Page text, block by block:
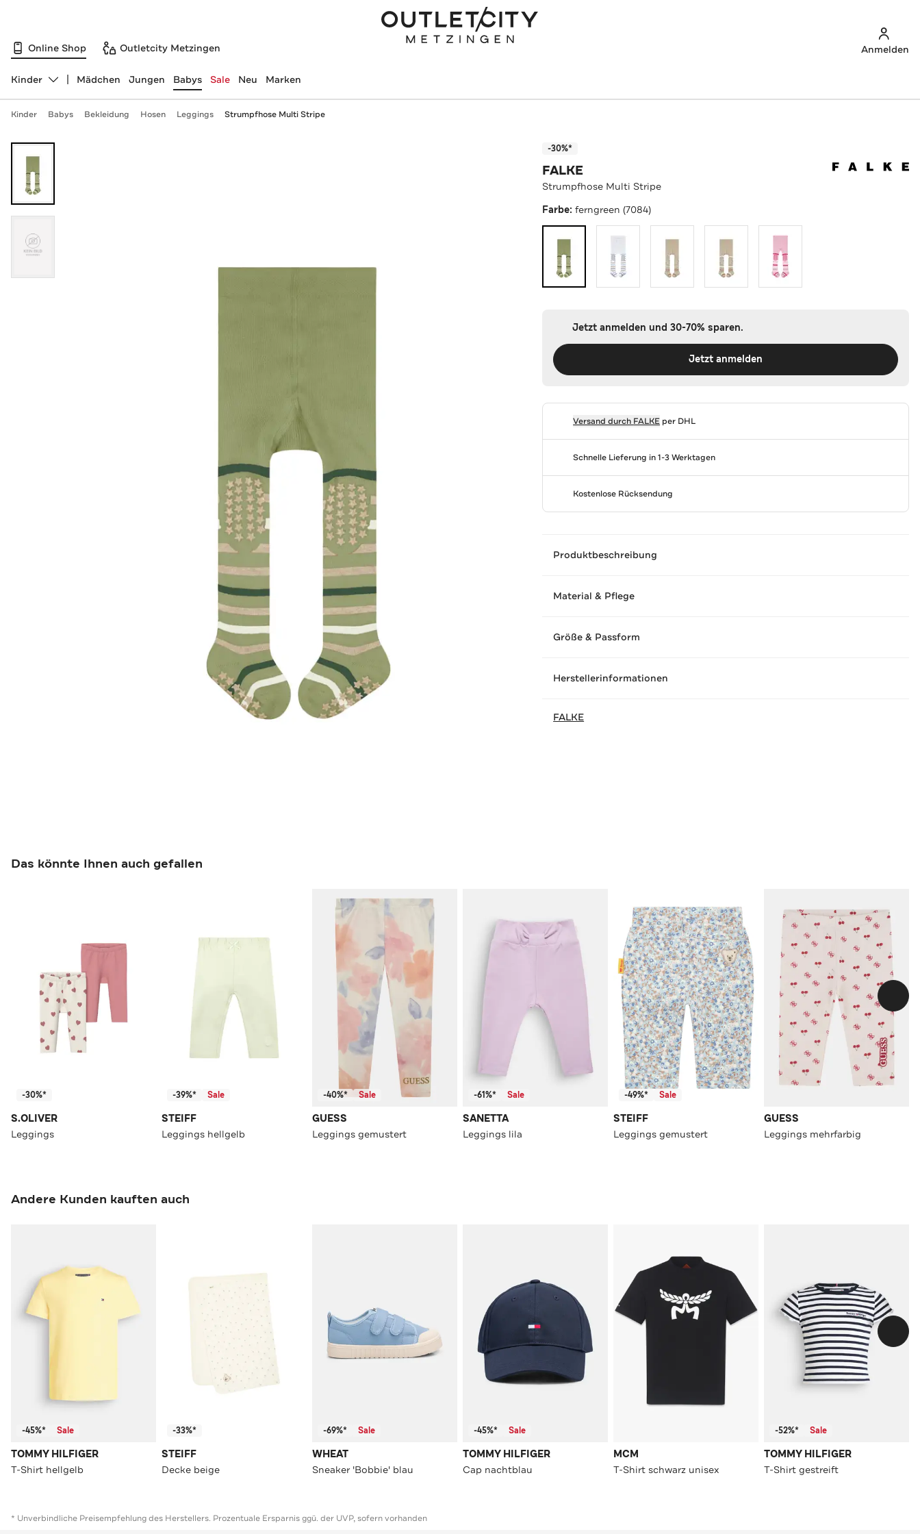
Online Shop Outletcity Metzingen Anmelden
Abteilung ändern, ausgewählt:
Kinder Mädchen Jungen Babys Sale Neu Marken
Kinder Babys Bekleidung Hosen Leggings Strumpfhose Multi Stripe
-30%*
FALKE
Strumpfhose Multi Stripe
Farbe:ferngreen (7084)
Jetzt anmelden und 30-70% sparen.
Jetzt anmelden
Versand durch FALKE per DHL
Schnelle Lieferung in 1-3 Werktagen
Kostenlose Rücksendung
Produktbeschreibung
Material & Pflege
Größe & Passform
Herstellerinformationen
FALKE
Das könnte Ihnen auch gefallen
-30%*
S.OLIVER
Leggings
-39%* Sale
STEIFF
Leggings hellgelb
-40%* Sale
GUESS
Leggings gemustert
-61%* Sale
SANETTA
Leggings lila
-49%* Sale
STEIFF
Leggings gemustert
GUESS
Leggings mehrfarbig
Andere Kunden kauften auch
-45%* Sale
TOMMY HILFIGER
T-Shirt hellgelb
-33%*
STEIFF
Decke beige
-69%* Sale
WHEAT
Sneaker 'Bobbie' blau
-45%* Sale
TOMMY HILFIGER
Cap nachtblau
MCM
T-Shirt schwarz unisex
-52%* Sale
TOMMY HILFIGER
T-Shirt gestreift
* Unverbindliche Preisempfehlung des Herstellers. Prozentuale Ersparnis ggü. der UVP, sofern vorhanden